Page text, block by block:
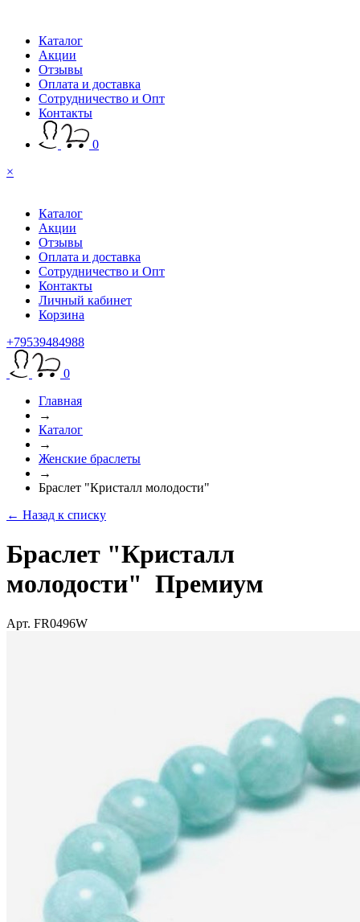
Каталог
Акции
Отзывы
Оплата и доставка
Сотрудничество и Опт
Контакты
0
×
Каталог
Акции
Отзывы
Оплата и доставка
Сотрудничество и Опт
Контакты
Личный кабинет
Корзина
+79539484988
0
Главная
→
Каталог
→
Женские браслеты
→
Браслет "Кристалл молодости"
← Назад к списку
Браслет "Кристалл
молодости" Премиум
Арт. FR0496W